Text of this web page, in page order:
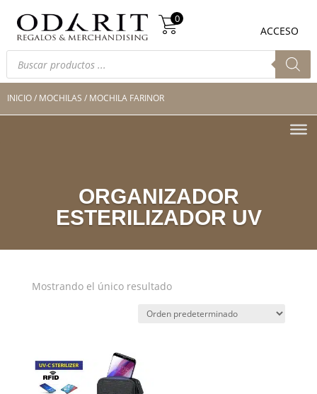
Búsqueda
de
productos
0
ACCESO
0
Búsqueda
productos
INICIO/ MOCHILAS / MOCHILA FARINOR
ORGANIZADOR
ESTERILIZADOR UV
Mostrando el único resultado